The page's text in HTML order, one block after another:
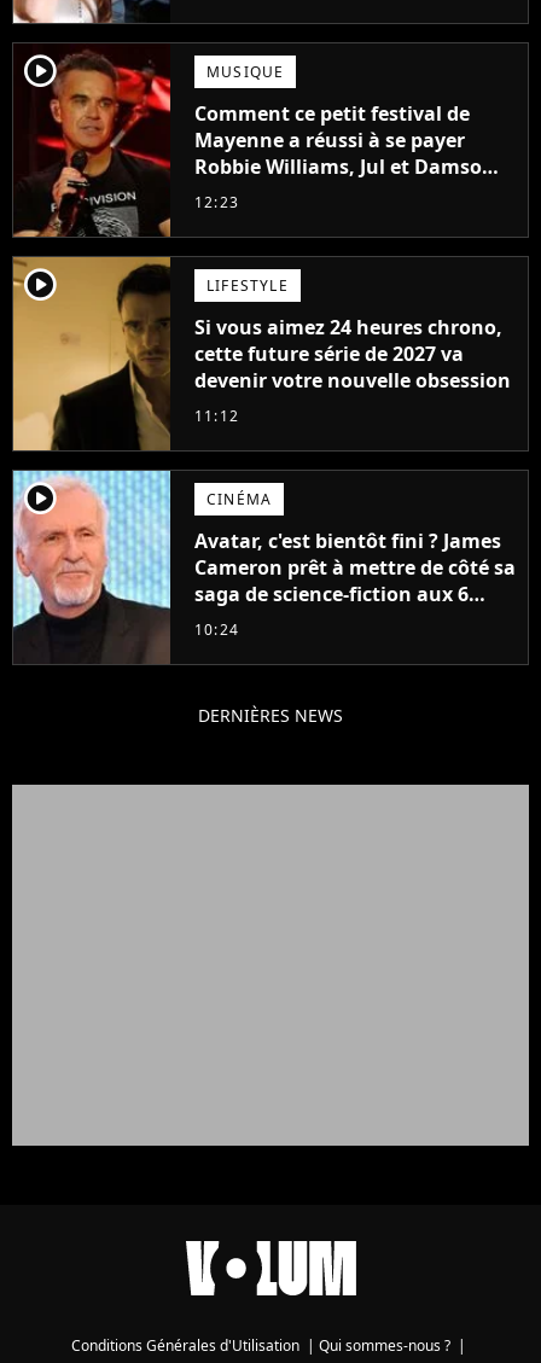
player2 MUSIQUE
Comment ce petit festival de
Mayenne a réussi à se payer
Robbie Williams, Jul et Damso
cette année ?
12:23
player2 LIFESTYLE
Si vous aimez 24 heures chrono,
cette future série de 2027 va
devenir votre nouvelle obsession
11:12
player2 CINÉMA
Avatar, c'est bientôt fini ? James
Cameron prêt à mettre de côté sa
saga de science-fiction aux 6
milliards de recettes
10:24
DERNIÈRES NEWS
Conditions Générales d'Utilisation | Qui sommes-nous ? |